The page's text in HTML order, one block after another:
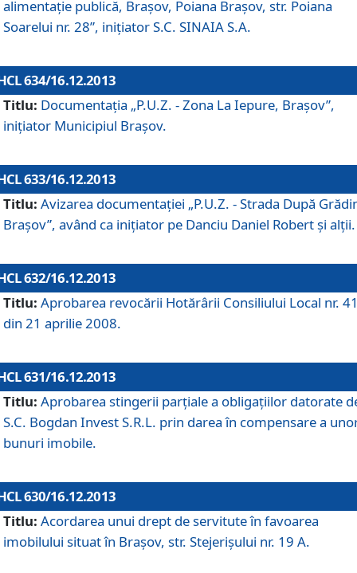
alimentaţie publică, Braşov, Poiana Braşov, str. Poiana
Soarelui nr. 28”, iniţiator S.C. SINAIA S.A.
634/16.12.2013
Titlu: Documentaţia „P.U.Z. - Zona La Iepure, Braşov”,
iniţiator Municipiul Braşov.
633/16.12.2013
Titlu: Avizarea documentaţiei „P.U.Z. - Strada După
Braşov”, având ca iniţiator pe Danciu Daniel Robert şi alţii.
632/16.12.2013
Titlu: Aprobarea revocării Hotărârii Consiliului Local nr.
din 21 aprilie 2008.
631/16.12.2013
Titlu: Aprobarea stingerii parţiale a obligaţiilor datorate
S.C. Bogdan Invest S.R.L. prin darea în compensare a
bunuri imobile.
630/16.12.2013
Titlu: Acordarea unui drept de servitute în favoarea
imobilului situat în Braşov, str. Stejerişului nr. 19 A.